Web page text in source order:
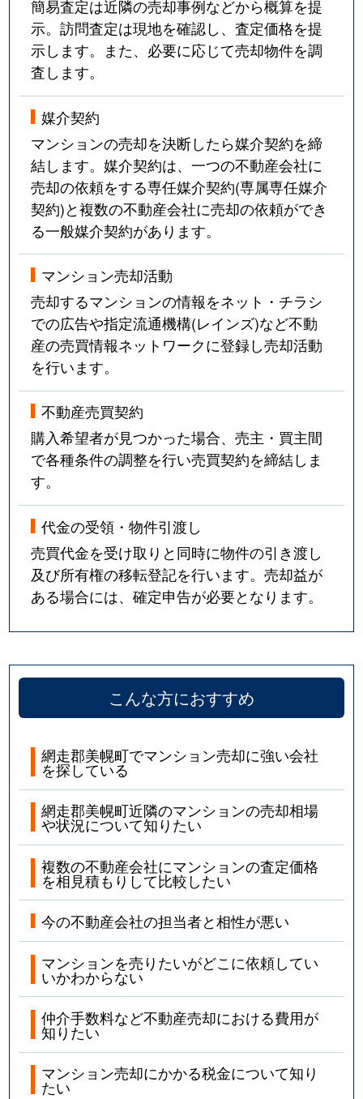
簡易査定は近隣の売却事例などから概算を提
示。訪問査定は現地を確認し、査定価格を提
示します。また、必要に応じて売却物件を調
査します。
媒介契約
マンションの売却を決断したら媒介契約を締
結します。媒介契約は、一つの不動産会社に
売却の依頼をする専任媒介契約(専属専任媒介
契約)と複数の不動産会社に売却の依頼ができ
る一般媒介契約があります。
マンション売却活動
売却するマンションの情報をネット・チラシ
での広告や指定流通機構(レインズ)など不動
産の売買情報ネットワークに登録し売却活動
を行います。
不動産売買契約
購入希望者が見つかった場合、売主・買主間
で各種条件の調整を行い売買契約を締結しま
す。
代金の受領・物件引渡し
売買代金を受け取りと同時に物件の引き渡し
及び所有権の移転登記を行います。売却益が
ある場合には、確定申告が必要となります。
こんな方におすすめ
網走郡美幌町でマンション売却に強い会社
を探している
網走郡美幌町近隣のマンションの売却相場
や状況について知りたい
複数の不動産会社にマンションの査定価格
を相見積もりして比較したい
今の不動産会社の担当者と相性が悪い
マンションを売りたいがどこに依頼してい
いかわからない
仲介手数料など不動産売却における費用が
知りたい
マンション売却にかかる税金について知り
たい